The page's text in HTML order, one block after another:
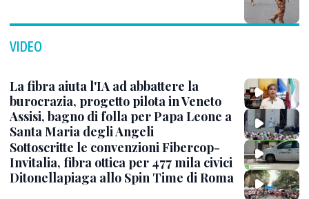
VIDEO
La fibra aiuta l'IA ad abbattere la
burocrazia, progetto pilota in Veneto
Assisi, bagno di folla per Papa Leone a
Santa Maria degli Angeli
Sottoscritte le convenzioni Fibercop-
Invitalia, fibra ottica per 477 mila civici
Ditonellapiaga allo Spin Time di Roma